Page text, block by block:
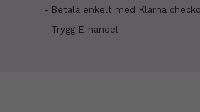
- Betala enkelt med Klarna
- Trygg E-handel